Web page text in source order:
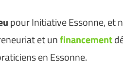
pour Initiative Essonne, et
et unfinancement
en Essonne.